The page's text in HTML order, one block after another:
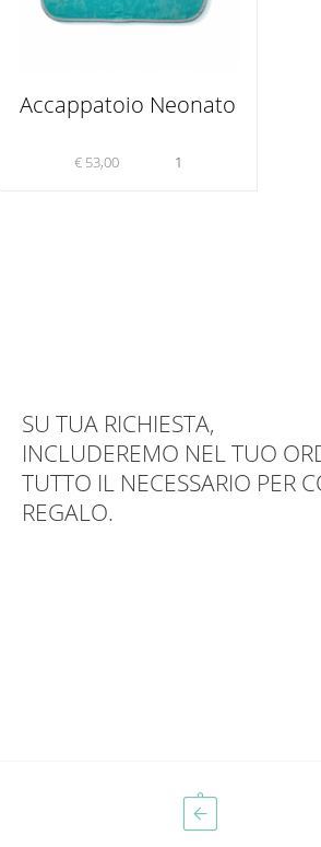
Accappatoio Neonato
€ 53,00 1
SU TUA RICHIESTA,
INCLUDEREMO NEL TUO
TUTTO IL NECESSARIO PER
REGALO.
assignment_return